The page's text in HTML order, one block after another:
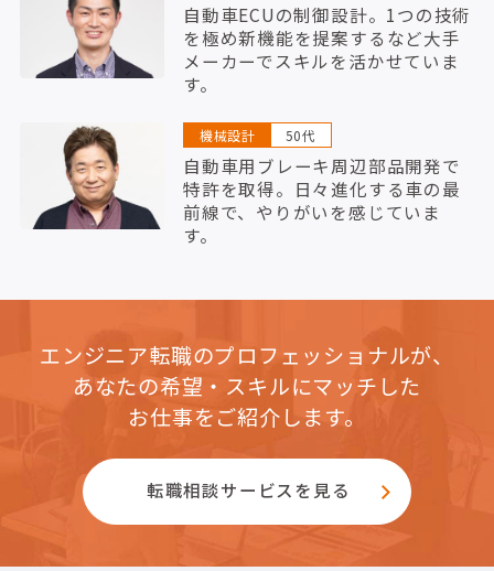
自動車ECUの制御設計。1つの技術
を極め新機能を提案するなど大手
メーカーでスキルを活かせていま
す。
機械設計 50代
自動車用ブレーキ周辺部品開発で
特許を取得。日々進化する車の最
前線で、やりがいを感じていま
す。
エンジニア転職のプロフェッショナルが、
あなたの希望・スキルにマッチした
お仕事をご紹介します。
転職相談サービスを見る